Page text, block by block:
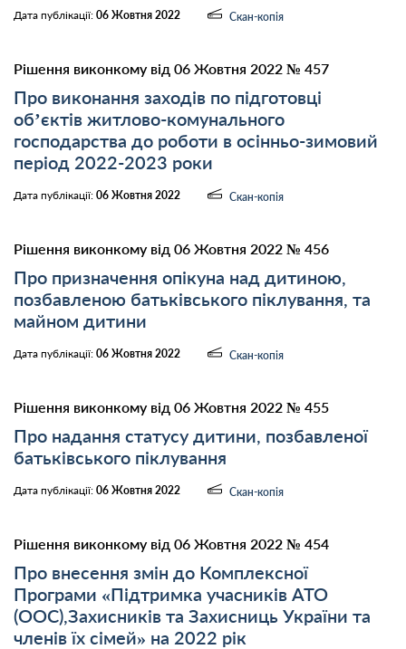
Дата публікації: 06 Жовтня 2022 Скан-копія
Рішення виконкому від 06 Жовтня 2022 № 457
Про виконання заходів по підготовці
об’єктів житлово-комунального
господарства до роботи в осінньо-зимовий
період 2022-2023 роки
Дата публікації: 06 Жовтня 2022 Скан-копія
Рішення виконкому від 06 Жовтня 2022 № 456
Про призначення опікуна над дитиною,
позбавленою батьківського піклування, та
майном дитини
Дата публікації: 06 Жовтня 2022 Скан-копія
Рішення виконкому від 06 Жовтня 2022 № 455
Про надання статусу дитини, позбавленої
батьківського піклування
Дата публікації: 06 Жовтня 2022 Скан-копія
Рішення виконкому від 06 Жовтня 2022 № 454
Про внесення змін до Комплексної
Програми «Підтримка учасників АТО
(ООС),Захисників та Захисниць України та
членів їх сімей» на 2022 рік